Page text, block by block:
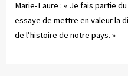
Marie-Laure : « Je fais partie
essaye de mettre en valeur la
de l’histoire de notre pays. »